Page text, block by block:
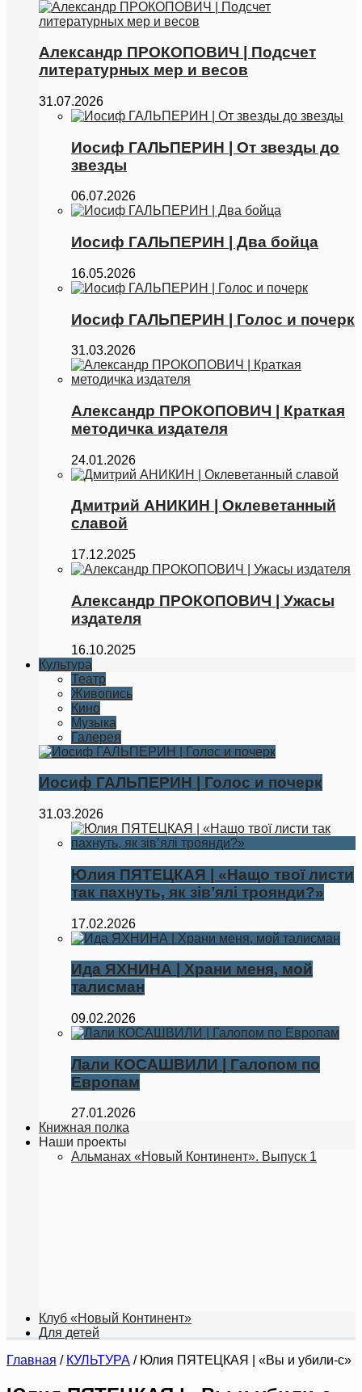
Александр ПРОКОПОВИЧ | Подсчет
литературных мер и весов
31.07.2026
Иосиф ГАЛЬПЕРИН | От звезды до
звезды
06.07.2026
Иосиф ГАЛЬПЕРИН | Два бойца
16.05.2026
Иосиф ГАЛЬПЕРИН | Голос и почерк
31.03.2026
Александр ПРОКОПОВИЧ | Краткая
методичка издателя
24.01.2026
Дмитрий АНИКИН | Оклеветанный
славой
17.12.2025
Александр ПРОКОПОВИЧ | Ужасы
издателя
16.10.2025
Культура
Театр
Живопись
Кино
Музыка
Галерея
Иосиф ГАЛЬПЕРИН | Голос и почерк
31.03.2026
Юлия ПЯТЕЦКАЯ | «Нащо твої листи
так пахнуть, як зівʼялі троянди?»
17.02.2026
Ида ЯХНИНА | Храни меня, мой
талисман
09.02.2026
Лали КОСАШВИЛИ | Галопoм по
Европам
27.01.2026
Книжная полка
Наши проекты
Альманах «Новый Континент». Выпуск 1
Клуб «Новый Континент»
Для детей
Главная / КУЛЬТУРА / Юлия ПЯТЕЦКАЯ | «Вы и убили-с»